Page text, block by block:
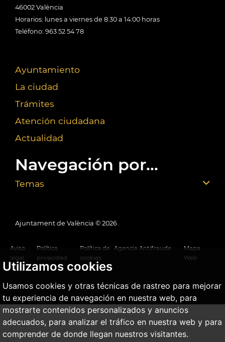
Utilizamos cookies
Usamos cookies y otras técnicas de rastreo para mejorar
tu experiencia de navegación en nuestra web, para
mostrarte contenidos personalizados y anuncios
adecuados, para analizar el tráfico en nuestra web y para
comprender de donde llegan nuestros visitantes.
46002 València
Horarios: lunes a viernes de 8:30 a 14:00 horas
Teléfono: 963 52 54 78
Ayuntamiento
La ciudad
Trámites
Atención ciudadana
Actualidad
Navegación por...
Temas
Ajuntament de València © 2026
Aviso
legal
Política
privacidad
Política de
cookies
Agencia Antifraude
Mapa
Web